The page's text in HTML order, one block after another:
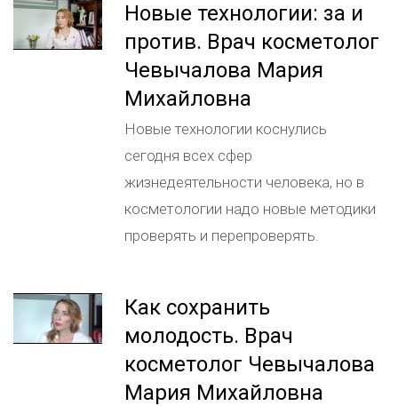
Новые технологии: за и
против. Врач косметолог
Чевычалова Мария
Михайловна
Новые технологии коснулись
сегодня всех сфер
жизнедеятельности человека, но в
косметологии надо новые методики
проверять и перепроверять.
Как сохранить
молодость. Врач
косметолог Чевычалова
Мария Михайловна